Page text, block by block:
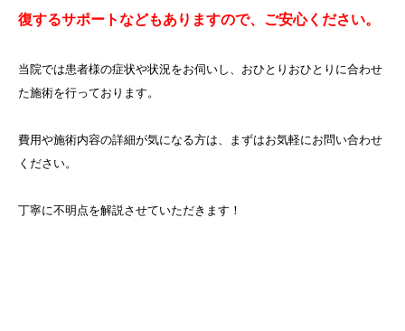
復するサポートなどもありますので、ご安心ください。
当院では患者様の症状や状況をお伺いし、おひとりおひとりに合わせ
た施術を行っております。
費用や施術内容の詳細が気になる方は、まずはお気軽にお問い合わせ
ください。
丁寧に不明点を解説させていただきます！